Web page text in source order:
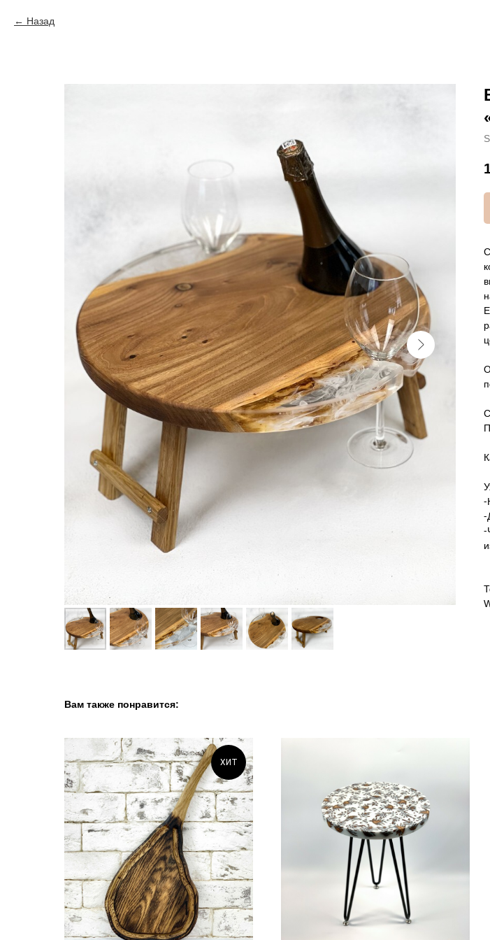
Назад
Вам также понравится:
ХИТ